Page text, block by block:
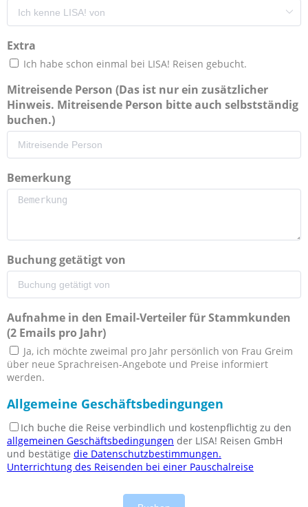
Extra
Ich habe schon einmal bei LISA! Reisen gebucht.
Mitreisende Person (Das ist nur ein zusätzlicher
Hinweis. Mitreisende Person bitte auch selbstständig
buchen.)
Bemerkung
Buchung getätigt von
Aufnahme in den Email-Verteiler für Stammkunden
(2 Emails pro Jahr)
Ja, ich möchte zweimal pro Jahr persönlich von Frau Greim
über neue Sprachreisen-Angebote und Preise informiert
werden.
Allgemeine Geschäftsbedingungen
Ich buche die Reise verbindlich und kostenpflichtig zu den
allgemeinen Geschäftsbedingungen der LISA! Reisen GmbH
und bestätige die Datenschutzbestimmungen.
Unterrichtung des Reisenden bei einer Pauschalreise